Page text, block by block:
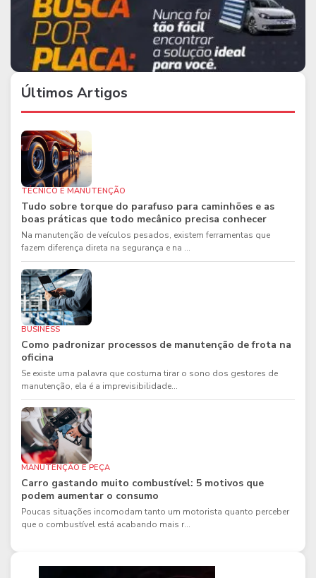
Últimos Artigos
TÉCNICO E MANUTENÇÃO
Tudo sobre torque do parafuso para caminhões e as
boas práticas que todo mecânico precisa conhecer
Na manutenção de veículos pesados, existem ferramentas que
fazem diferença direta na segurança e na ...
BUSINESS
Como padronizar processos de manutenção de frota na
oficina
Se existe uma palavra que costuma tirar o sono dos gestores de
manutenção, ela é a imprevisibilidade...
MANUTENÇÃO E PEÇA
Carro gastando muito combustível: 5 motivos que
podem aumentar o consumo
Poucas situações incomodam tanto um motorista quanto perceber
que o combustível está acabando mais r...